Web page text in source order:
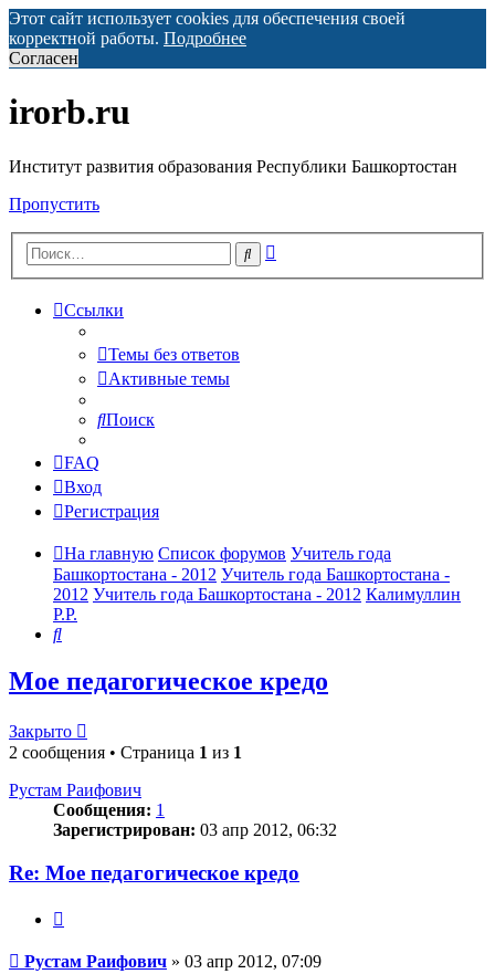
Этот сайт использует cookies для обеспечения своей
корректной работы. Подробнее
Согласен
irorb.ru
Институт развития образования Республики Башкортостан
Пропустить
Поиск
Ссылки
Темы без ответов
Активные темы
Поиск
FAQ
Вход
Регистрация
На главную Список форумов Учитель года
Башкортостана - 2012 Учитель года Башкортостана -
2012 Учитель года Башкортостана - 2012 Калимуллин
Р.Р.
Поиск
Мое педагогическое кредо
Закрыто
2 сообщения • Страница 1 из 1
Рустам Раифович
Сообщения: 1
Зарегистрирован: 03 апр 2012, 06:32
Re: Мое педагогическое кредо
Сообщение
Рустам Раифович » 03 апр 2012, 07:09